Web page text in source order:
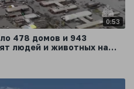
0:53
478 домов и 943
людей и животных на